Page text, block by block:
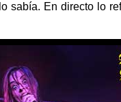
sabía. En directo lo